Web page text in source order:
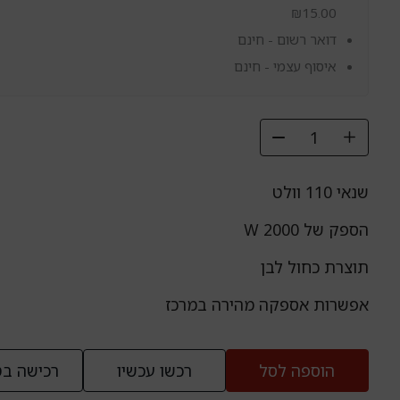
₪15.00
דואר רשום - חינם
איסוף עצמי - חינם
שנאי 110 וולט
הספק של 2000 W
תוצרת כחול לבן
אפשרות אספקה מהירה במרכז
הוספה לסל רכשו עכשיו רכישה